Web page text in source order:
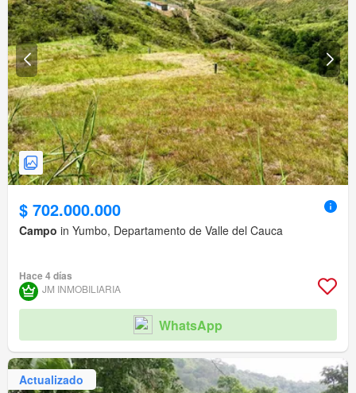
$ 702.000.000
Campo in Yumbo, Departamento de Valle del Cauca
Hace 4 días
JM INMOBILIARIA
WhatsApp
Actualizado